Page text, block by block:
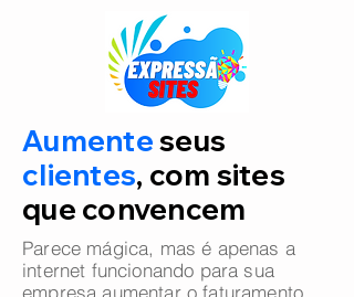
Aumenteseus
clientes, com sites
que convencem
Parece mágica, mas é apenas a
internet funcionando para sua
empresa aumentar o faturamento